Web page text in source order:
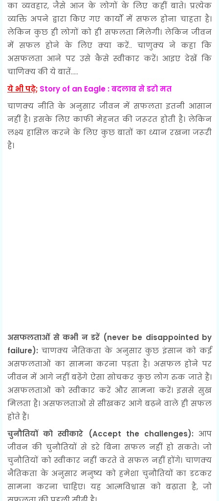
का व्यवहार, जैसे आज के लोगों के लिए कहीं बाते। प्रत्येक
व्यक्ति अपने द्वारा किए गए कार्यों में सफल होना चाहता है।
लेकिन कुछ ही लोगों को ही सफलता मिलेगी। लेकिन जीवन
में सफल होने के लिए क्या करें.. चाणुक्य ने कहा कि
असफलता आने पर उसे कैसे स्वीकार करें। आइए देखें कि
चाणिक्य की ये बातें.....
ये भी पढ़े; Story of an Eagle : बदलाव से डरो मत
चाणक्य नीति के अनुसार जीवन में सफलता इतनी आसान
नहीं है। इसके लिए काफी मेहनत की जरूरत होती है। लेकिन
लक्ष्य हासिल करने के लिए कुछ बातों का ध्यान रखना जरूरी
है।
असफलताओं से कभी न डरें (never be disappointed by
failure): चाणक्य नैतिकता के अनुसार कुछ इंसान को कई
असफलताओं का सामना करना पड़ता है। असफल होने पर
जीवन में आगे नहीं बढ़ेंगे ऐसा सोचकर कुछ लोग रुक जाते हैं।
असफलताओं को स्वीकार करें और सामना करें। इससे सुख
मिलता है। असफलताओं से सीखकर आगे बढ़ने वाले ही सफल
होते हैं।
चुनौतियों को स्वीकारे (Accept the challenges): आप
जीवन की चुनौतियों से डरे बिना सफल नहीं हो सकते। जो
चुनौतियों को स्वीकार नहीं करते वे सफल नहीं होंगे। चाणक्य
नैतिकता के अनुसार मनुष्य को हमेशा चुनौतियों का डटकर
सामना करना चाहिए। यह आत्मविश्वास को बढ़ाता है, जो